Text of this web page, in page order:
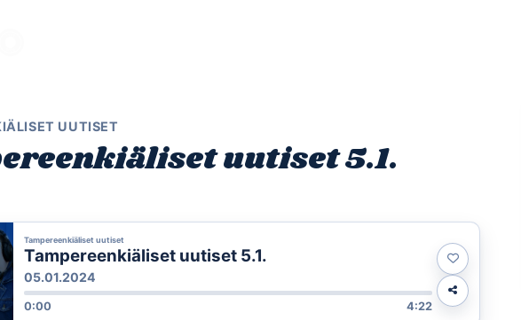
UUTISET
uutiset 5.1.
Tampereenkiäliset uutiset
Tampereenkiäliset uutiset 5.1.
05.01.2024
0:00 4:22